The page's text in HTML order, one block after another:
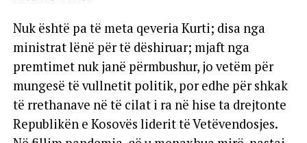
Nuk është pa të meta qeveria Kurti; disa nga
ministrat lënë për të dëshiruar; mjaft nga
premtimet nuk janë përmbushur, jo vetëm për
mungesë të vullnetit politik, por edhe për shkak
të rrethanave në të cilat i ra në hise ta drejtonte
Republikën e Kosovës liderit të Vetëvendosjes.